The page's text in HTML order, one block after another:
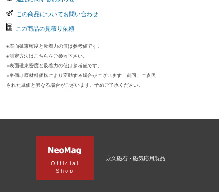
この商品についてお問い合わせ
この商品の見積り依頼
※表面磁束密度と吸着力の値は参考値です。
※測定方法はこちらをご参照下さい。
※表面磁束密度と吸着力の値は参考値です。
※単価は原材料価格により変動する場合がございます。前回、ご参照
された単価と異なる場合がございます。予めご了承ください。
Official
Shop
永久磁石・磁気応用製品